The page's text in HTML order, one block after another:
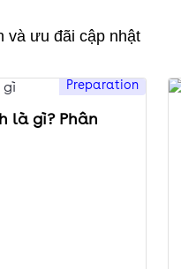
Preparation
là gì? Phân